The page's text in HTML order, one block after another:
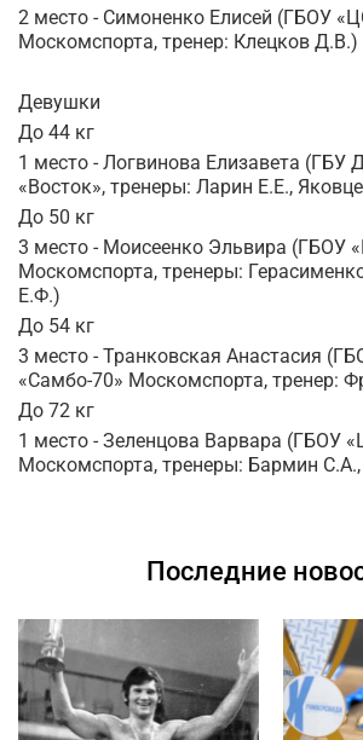
2 место - Симоненко Елисей (ГБОУ
Москомспорта, тренер: Клецков Д.В.)
Девушки
До 44 кг
1 место - Логвинова Елизавета
«Восток», тренеры: Ларин Е.Е.,
До 50 кг
3 место - Моисеенко Эльвира (ГБОУ
Москомспорта, тренеры:
Е.Ф.)
До 54 кг
3 место - Транковская Анастасия
«Самбо-70» Москомспорта, тренер:
До 72 кг
1 место - Зеленцова Варвара (ГБОУ
Москомспорта, тренеры: Бармин
Последние